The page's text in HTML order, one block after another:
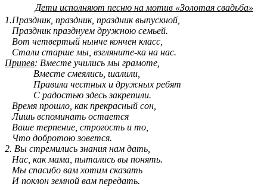
Дети исполняют песню на мотив «Золотая свадьба»
1.Праздник, праздник, праздник выпускной,
Праздник празднуем дружною семьей.
Вот четвертый нынче кончен класс,
Стали старше мы, взгляните-ка на нас.
Припев: Вместе учились мы грамоте,
Вместе смеялись, шалили,
Правила честных и дружных ребят
С радостью здесь закрепили.
Время прошло, как прекрасный сон,
Лишь вспоминать остается
Ваше терпение, строгость и то,
Что добротою зовется.
2. Вы стремились знания нам дать,
Нас, как мама, пытались вы понять.
Мы спасибо вам хотим сказать
И поклон земной вам передать.